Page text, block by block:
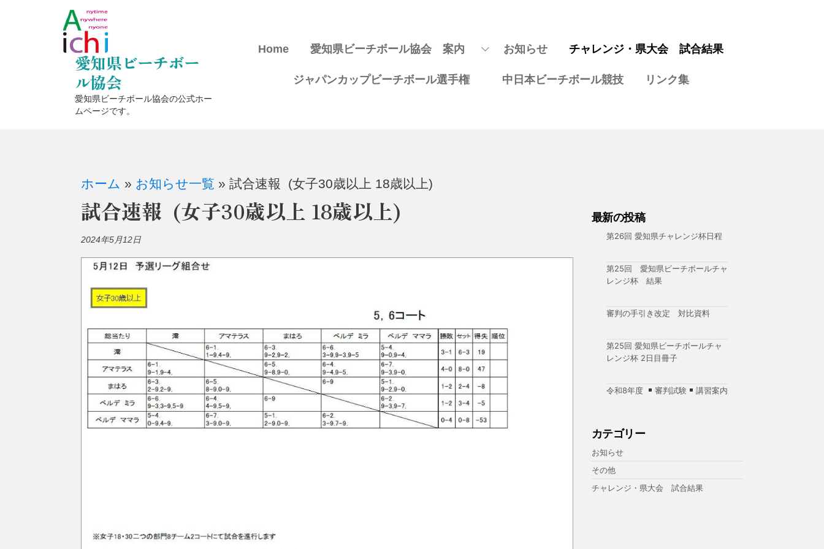
愛知県ビーチボー
ル協会
愛知県ビーチボール協会の公式ホー
ムページです。
Home 愛知県ビーチボール協会 案内 お知らせ チャレンジ・県大会 試合結果
ジャパンカップビーチボール選手権 中日本ビーチボール競技 リンク集
ホーム » お知らせ一覧 » 試合速報 (女子30歳以上 18歳以上)
試合速報 (女子30歳以上 18歳以上)
2024年5月12日
最新の投稿
第26回 愛知県チャレンジ杯日程
第25回 愛知県ビーチボールチャ
レンジ杯 結果
審判の手引き改定 対比資料
第25回 愛知県ビーチボールチャ
レンジ杯 2日目冊子
令和8年度 審判試験 講習案内
カテゴリー
お知らせ
その他
チャレンジ・県大会 試合結果